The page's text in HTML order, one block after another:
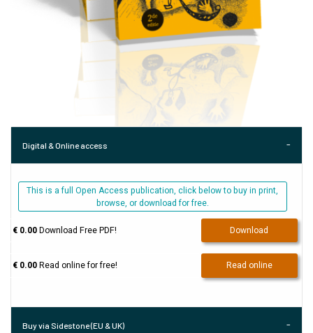
Digital & Online access
This is a full Open Access publication, click below to buy in print,
browse, or download for free.
€ 0.00Download Free PDF! Download
€ 0.00Read online for free! Read online
Buy via Sidestone (EU & UK)